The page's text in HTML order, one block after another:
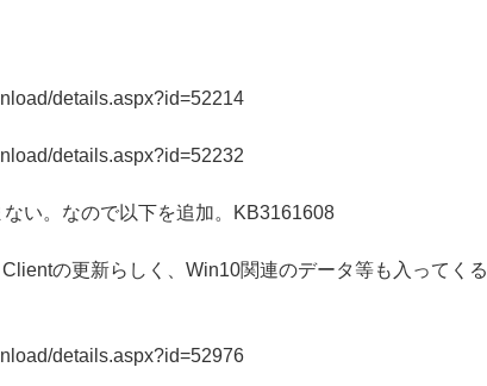
details.aspx?id=52214
details.aspx?id=52232
い。なので以下を追加。KB3161608
の更新らしく、Win10関連のデータ等も入ってくる
details.aspx?id=52976